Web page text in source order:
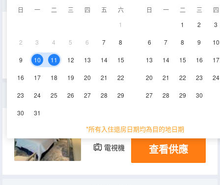
日 一 二 三 四 五
六
1
2 3 4 5 6 7 8
9 10 11 12 13 14 15
16 17 18 19 20 21 22
23 24 25 26 27 28 29
30 31
日 一 二 三
四
1
2 3
6 7 8 9 10
13 14 15 16 17
20 21 22 23 24
27 28 29 30
*所有入住退房日期均為目的地日期
空調
尊享雙床房
31-34㎡ 13-14層
電視機 查看供應